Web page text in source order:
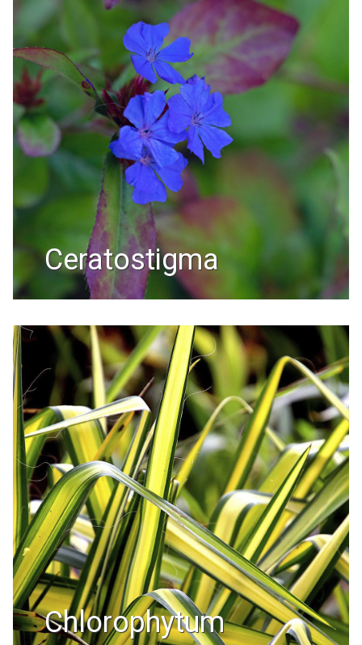
ceratostigma
chlorophytum